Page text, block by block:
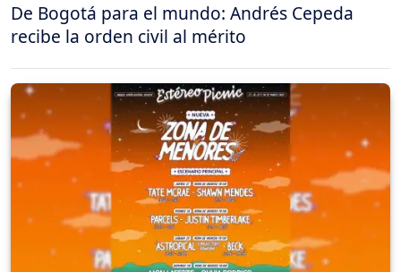
De Bogotá para el mundo: Andrés Cepeda
recibe la orden civil al mérito